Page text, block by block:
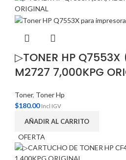
▷TONER HP Q7553X
M2727 7,000KPG
Toner, Toner Hp
$180.00 Incl IGV
AÑADIR AL CARRITO
OFERTA